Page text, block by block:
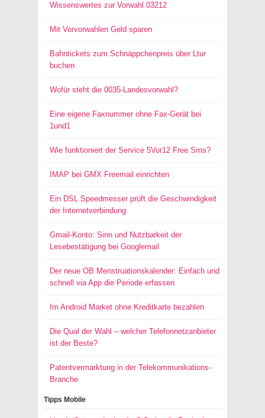
Wissenswertes zur Vorwahl 03212
Mit Vorvorwahlen Geld sparen
Bahntickets zum Schnäppchenpreis über Ltur
buchen
Wofür steht die 0035-Landesvorwahl?
Eine eigene Faxnummer ohne Fax-Gerät bei
1und1
Wie funktioniert der Service 5Vor12 Free Sms?
IMAP bei GMX Freemail einrichten
Ein DSL Speedmesser prüft die Geschwindigkeit
der Internetverbindung
Gmail-Konto: Sinn und Nutzbarkeit der
Lesebestätigung bei Googlemail
Der neue OB Menstruationskalender: Einfach und
schnell via App die Periode erfassen
Im Android Market ohne Kreditkarte bezahlen
Die Qual der Wahl – welcher Telefonnetzanbieter
ist der Beste?
Patentvermarktung in der Telekommunikations-
Branche
Tipps Mobile